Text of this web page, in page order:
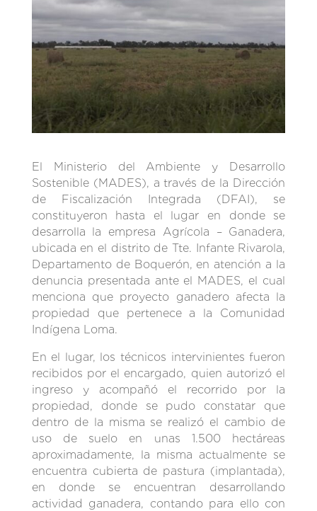
El Ministerio del Ambiente y Desarrollo
Sostenible (MADES), a través de la Dirección
de Fiscalización Integrada (DFAI), se
constituyeron hasta el lugar en donde se
desarrolla la empresa Agrícola – Ganadera,
ubicada en el distrito de Tte. Infante Rivarola,
Departamento de Boquerón, en atención a la
denuncia presentada ante el MADES, el cual
menciona que proyecto ganadero afecta la
propiedad que pertenece a la Comunidad
Indígena Loma.
En el lugar, los técnicos intervinientes fueron
recibidos por el encargado, quien autorizó el
ingreso y acompañó el recorrido por la
propiedad, donde se pudo constatar que
dentro de la misma se realizó el cambio de
uso de suelo en unas 1.500 hectáreas
aproximadamente, la misma actualmente se
encuentra cubierta de pastura (implantada),
en donde se encuentran desarrollando
actividad ganadera, contando para ello con